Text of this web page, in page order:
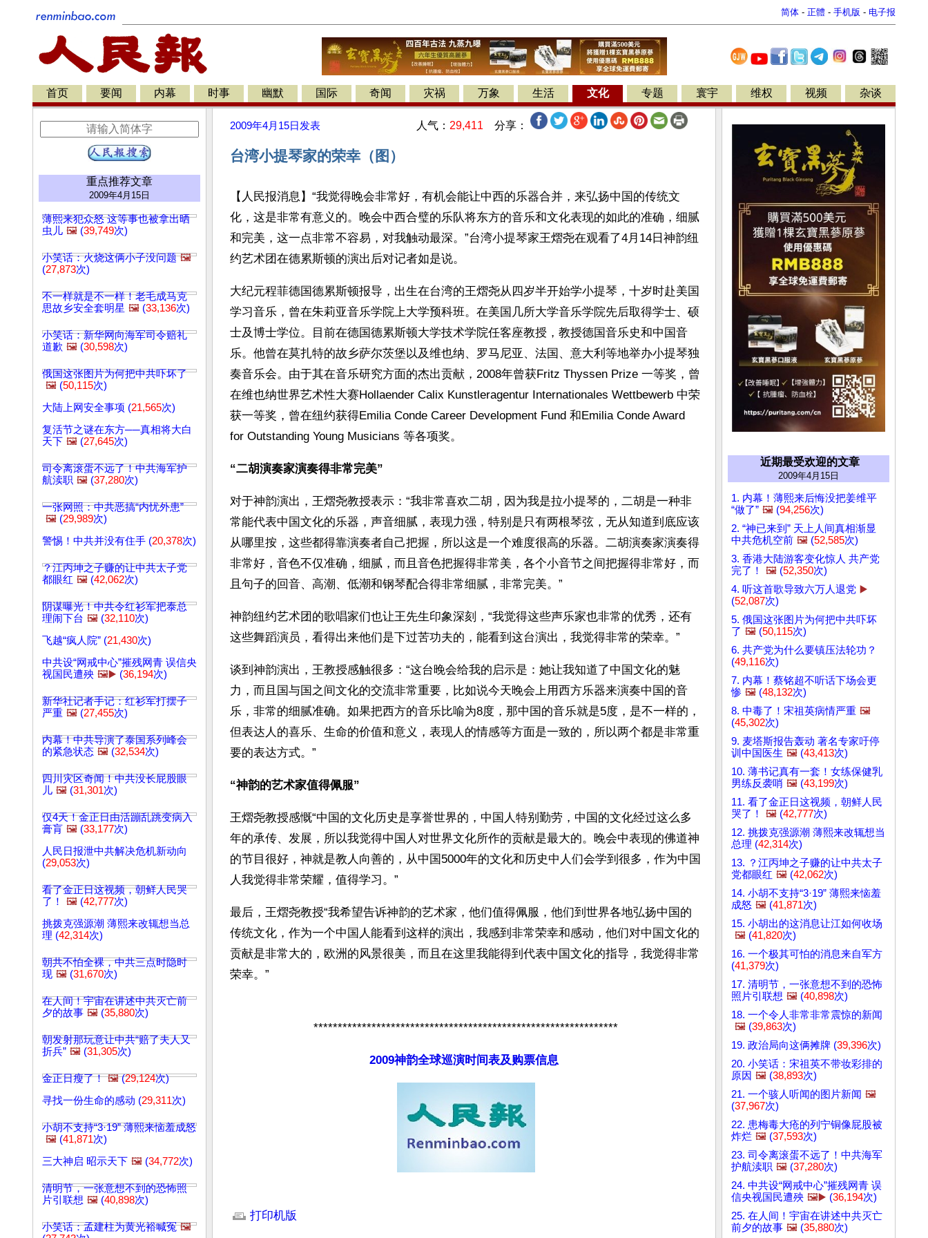
简体 - 正體 - 手机版 - 电子报
首页 要闻 内幕 时事 幽默 国际 奇闻 灾祸 万象 生活 文化 专题 寰宇 维权 视频 杂谈
重点推荐文章
2009年4月15日
薄熙来犯众怒 这等事也被拿出晒
虫儿 🖼️ (39,749次)
小笑话：火烧这俩小子没问题 🖼️
(27,873次)
不一样就是不一样！老毛成马克
思故乡安全套明星 🖼️ (33,136次)
小笑话：新华网向海军司令赔礼
道歉 🖼️ (30,598次)
俄国这张图片为何把中共吓坏了
🖼️ (50,115次)
大陆上网安全事项 (21,565次)
复活节之谜在东方──真相将大白
天下 🖼️ (27,645次)
司令离滚蛋不远了！中共海军护
航渎职 🖼️ (37,280次)
一张网照：中共恶搞“内忧外患”
🖼️ (29,989次)
警惕！中共并没有住手 (20,378次)
？江丙坤之子赚的让中共太子党
都眼红 🖼️ (42,062次)
阴谋曝光！中共令红衫军把泰总
理闹下台 🖼️ (32,110次)
飞越“疯人院” (21,430次)
中共设“网戒中心”摧残网青 误信央
视国民遭殃 🖼️▶️ (36,194次)
新华社记者手记：红衫军打摆子
严重 🖼️ (27,455次)
内幕！中共导演了泰国系列峰会
的紧急状态 🖼️ (32,534次)
四川灾区奇闻！中共没长屁股眼
儿 🖼️ (31,301次)
仅4天！金正日由活蹦乱跳变病入
膏肓 🖼️ (33,177次)
人民日报泄中共解决危机新动向
(29,053次)
看了金正日这视频，朝鲜人民哭
了！
🖼️ (42,777次)
挑拨克强源潮 薄熙来改辄想当总
理 (42,314次)
朝共不怕全裸，中共三点时隐时
现 🖼️ (31,670次)
在人间！宇宙在讲述中共灭亡前
夕的故事 🖼️ (35,880次)
朝发射那玩意让中共“赔了夫人又
折兵” 🖼️ (31,305次)
金正日瘦了！ 🖼️(29,124次)
寻找一份生命的感动 (29,311次)
小胡不支持“3·19” 薄熙来恼羞成怒
🖼️ (41,871次)
三大神启 昭示天下 🖼️ (34,772次)
清明节，一张意想不到的恐怖照
片引联想 🖼️ (40,898次)
小笑话：孟建柱为黄光裕喊冤 🖼️
2009年4月15日 发表 人气： 29,411 分享：
台湾小提琴家的荣幸（图）
【人民报消息】“我觉得晚会非常好，有机会能让中西的乐器合并，来弘扬中国的传统文
化，这是非常有意义的。晚会中西合璧的乐队将东方的音乐和文化表现的如此的准确，细腻
和完美，这一点非常不容易，对我触动最深。”台湾小提琴家王熠尧在观看了4月14日神韵纽
约艺术团在德累斯顿的演出后对记者如是说。
大纪元程菲德国德累斯顿报导，出生在台湾的王熠尧从四岁半开始学小提琴，十岁时赴美国
学习音乐，曾在朱莉亚音乐学院上大学预科班。在美国几所大学音乐学院先后取得学士、硕
士及博士学位。目前在德国德累斯顿大学技术学院任客座教授，教授德国音乐史和中国音
乐。他曾在莫扎特的故乡萨尔茨堡以及维也纳、罗马尼亚、法国、意大利等地举办小提琴独
奏音乐会。由于其在音乐研究方面的杰出贡献，2008年曾获Fritz Thyssen Prize 一等奖，曾
在维也纳世界艺术性大赛Hollaender Calix Kunstleragentur Internationales Wettbewerb 中荣
获一等奖，曾在纽约获得Emilia Conde Career Development Fund 和Emilia Conde Award
for Outstanding Young Musicians 等各项奖。
“二胡演奏家演奏得非常完美”
对于神韵演出，王熠尧教授表示：“我非常喜欢二胡，因为我是拉小提琴的，二胡是一种非
常能代表中国文化的乐器，声音细腻，表现力强，特别是只有两根琴弦，无从知道到底应该
从哪里按，这些都得靠演奏者自己把握，所以这是一个难度很高的乐器。二胡演奏家演奏得
非常好，音色不仅准确，细腻，而且音色把握得非常美，各个小音节之间把握得非常好，而
且句子的回音、高潮、低潮和钢琴配合得非常细腻，非常完美。”
神韵纽约艺术团的歌唱家们也让王先生印象深刻，“我觉得这些声乐家也非常的优秀，还有
这些舞蹈演员，看得出来他们是下过苦功夫的，能看到这台演出，我觉得非常的荣幸。”
谈到神韵演出，王教授感触很多：“这台晚会给我的启示是：她让我知道了中国文化的魅
力，而且国与国之间文化的交流非常重要，比如说今天晚会上用西方乐器来演奏中国的音
乐，非常的细腻准确。如果把西方的音乐比喻为8度，那中国的音乐就是5度，是不一样的，
但表达人的喜乐、生命的价值和意义，表现人的情感等方面是一致的，所以两个都是非常重
要的表达方式。”
“神韵的艺术家值得佩服”
王熠尧教授感慨“中国的文化历史是享誉世界的，中国人特别勤劳，中国的文化经过这么多
年的承传、发展，所以我觉得中国人对世界文化所作的贡献是最大的。晚会中表现的佛道神
的节目很好，神就是教人向善的，从中国5000年的文化和历史中人们会学到很多，作为中国
人我觉得非常荣耀，值得学习。”
最后，王熠尧教授“我希望告诉神韵的艺术家，他们值得佩服，他们到世界各地弘扬中国的
传统文化，作为一个中国人能看到这样的演出，我感到非常荣幸和感动，他们对中国文化的
贡献是非常大的，欧洲的风景很美，而且在这里我能得到代表中国文化的指导，我觉得非常
荣幸。”
***************************************************************
2009神韵全球巡演时间表及购票信息
打印机版
近期最受欢迎的文章
2009年4月15日
1. 内幕！薄熙来后悔没把姜维平
“做了” 🖼️ (94,256次)
2. “神已来到” 天上人间真相渐显
中共危机空前 🖼️ (52,585次)
3. 香港大陆游客变化惊人 共产党
完了！
🖼️ (52,350次)
4. 听这首歌导致六万人退党 ▶️
(52,087次)
5. 俄国这张图片为何把中共吓坏
了 🖼️ (50,115次)
6. 共产党为什么要镇压法轮功？
(49,116次)
7. 内幕！蔡铭超不听话下场会更
惨 🖼️ (48,132次)
8. 中毒了！宋祖英病情严重 🖼️
(45,302次)
9. 麦塔斯报告轰动 著名专家吁停
训中国医生 🖼️ (43,413次)
10. 薄书记真有一套！女练保健乳
男练反袭哨 🖼️ (43,199次)
11. 看了金正日这视频，朝鲜人民
哭了！
🖼️ (42,777次)
12. 挑拨克强源潮 薄熙来改辄想当
总理 (42,314次)
13. ？江丙坤之子赚的让中共太子
党都眼红 🖼️ (42,062次)
14. 小胡不支持“3·19” 薄熙来恼羞
成怒 🖼️ (41,871次)
15. 小胡出的这消息让江如何收场
🖼️ (41,820次)
16. 一个极其可怕的消息来自军方
(41,379次)
17. 清明节，一张意想不到的恐怖
照片引联想 🖼️ (40,898次)
18. 一个令人非常非常震惊的新闻
🖼️ (39,863次)
19. 政治局向这俩摊牌 (39,396次)
20. 小笑话：宋祖英不带妆彩排的
原因 🖼️ (38,893次)
21. 一个骇人听闻的图片新闻 🖼️
(37,967次)
22. 患梅毒大疮的列宁铜像屁股被
炸烂 🖼️ (37,593次)
23. 司令离滚蛋不远了！中共海军
护航渎职 🖼️ (37,280次)
24. 中共设“网戒中心”摧残网青 误
信央视国民遭殃 🖼️▶️ (36,194次)
25. 在人间！宇宙在讲述中共灭亡
前夕的故事 🖼️ (35,880次)